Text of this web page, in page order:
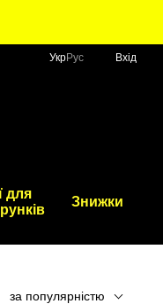
УкрРус Вхід
для
Знижки
за популярністю